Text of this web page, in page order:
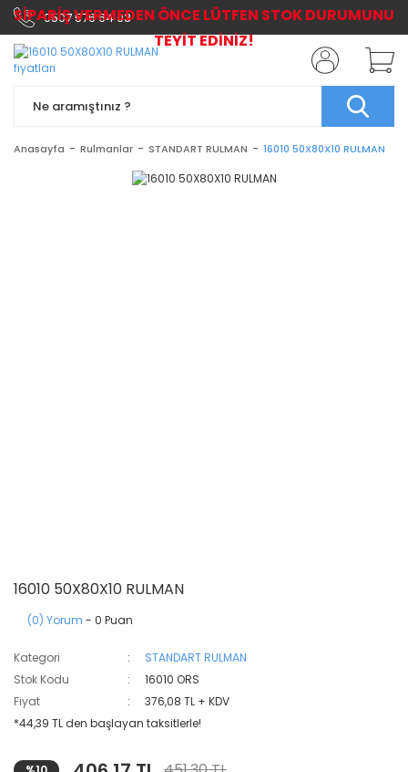
0507 576 64 03
Anasayfa Rulmanlar STANDART RULMAN 16010 50X80X10 RULMAN
16010 50X80X10 RULMAN
(0) Yorum - 0 Puan
Kategori
STANDART RULMAN
Stok Kodu
16010 ORS
Fiyat
376,08 TL + KDV
*44,39 TL den başlayan taksitlerle!
SİPARİŞ VERMEDEN ÖNCE LÜTFEN STOK DURUMUNU
TEYİT EDİNİZ!